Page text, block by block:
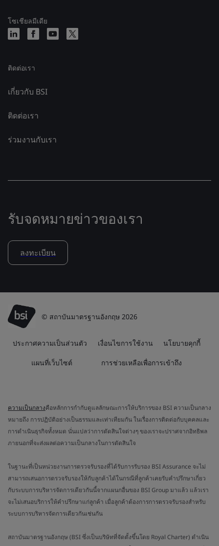
โซเชียลมีเดีย
ติดต่อเรา
เกี่ยวกับ BSI
ติดต่อเรา
ร่วมงานกับเรา
รับจดหมายข่าวของเรา
ลงทะเบียน
© สถาบันมาตรฐานอังกฤษ 2026
ประกาศความเป็นส่วนตัว เงื่อนไขการใช้งาน นโยบายคุกกี้
แผนที่เว็บไซต์ การช่วยเหลือเพื่อการเข้าถึง
ความเป็นกลางคือหลักการกำกับดูแลลักษณะการให้บริการของ BSI ความเป็นกลาง
หมายถึง การปฏิบัติอย่างเป็นธรรมและเท่าเทียมกัน ในเรื่องการติดต่อกับบุคคลและ
การดำเนินธุรกิจทั้งหมด นั่นแปลว่าการตัดสินใจต่างๆ ของเราจะปราศจากอิทธิพล
ภายนอกที่จะส่งผลต่อความเป็นกลางในการตัดสินใจ
ในฐานะที่เป็นหน่วยงานการตรวจรับรองที่ได้รับการรับรอง BSI Assurance จะไม่
สามารถเสนอการตรวจรับรองให้กับลูกค้าได้ในกรณีที่ลูกค้าเคยรับคำปรึกษาเกี่ยว
กับระบบการบริหารจัดการเดียวกันนี้จากแผนกอื่นของ BSI Group มาแล้ว แล้วเรา
จะไม่เสนอบริการให้คำปรึกษาแก่ลูกค้า เมื่อลูกค้าต้องการการตรวจรับรองสำหรับ
ระบบการบริหารจัดการเดียวกันเช่นกัน
สถาบันมาตรฐานอังกฤษ (BSI ซึ่งเป็นบริษัทที่จัดตั้งขึ้นโดย Royal Charter) ดำเนิน